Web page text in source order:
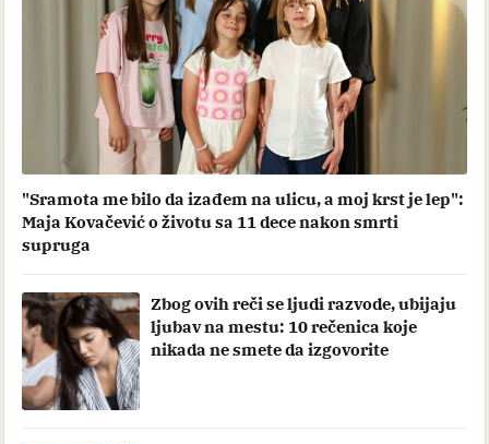
"Sramota me bilo da izađem na ulicu, a moj krst je lep":
Maja Kovačević o životu sa 11 dece nakon smrti
supruga
Zbog ovih reči se ljudi razvode, ubijaju
ljubav na mestu: 10 rečenica koje
nikada ne smete da izgovorite